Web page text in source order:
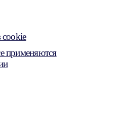
cookie
применяются